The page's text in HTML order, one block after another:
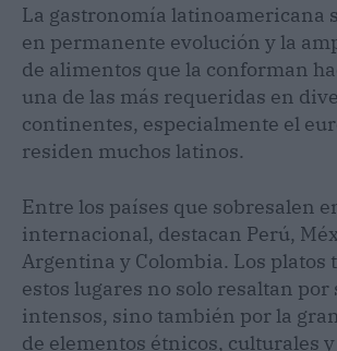
La gastronomía latinoamericana
en permanente evolución y la
de alimentos que la conforman
una de las más requeridas en
continentes, especialmente el
residen muchos latinos.
Entre los países que sobresalen
internacional, destacan Perú,
Argentina y Colombia. Los platos
estos lugares no solo resaltan por
intensos, sino también por la
de elementos étnicos, culturales